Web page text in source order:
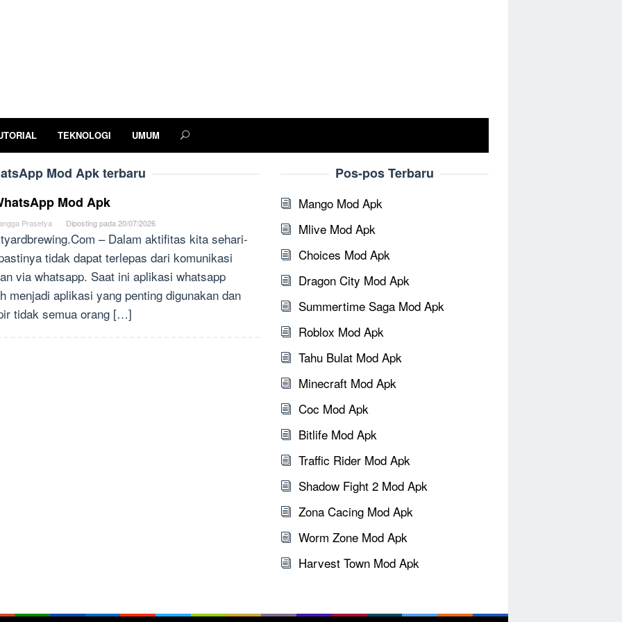
TEKNOLOGI UMUM
Mod Apk terbaru
Mod Apk
Prasetya Diposting pada 20/07/2026
– Dalam aktifitas kita sehari-
tidak dapat terlepas dari komunikasi
via whatsapp. Saat ini aplikasi whatsapp
menjadi aplikasi yang penting digunakan dan
tidak semua orang […]
Pos-pos Terbaru
Mango Mod Apk
Mlive Mod Apk
Choices Mod Apk
Dragon City Mod Apk
Summertime Saga Mod Apk
Roblox Mod Apk
Tahu Bulat Mod Apk
Minecraft Mod Apk
Coc Mod Apk
Bitlife Mod Apk
Traffic Rider Mod Apk
Shadow Fight 2 Mod Apk
Zona Cacing Mod Apk
Worm Zone Mod Apk
Harvest Town Mod Apk